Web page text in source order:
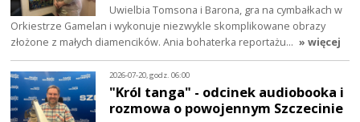
Uwielbia Tomsona i Barona, gra na cymbałkach w
Orkiestrze Gamelan i wykonuje niezwykle skomplikowane obrazy
złożone z małych diamencików. Ania bohaterka reportażu… » więcej
2026-07-20, godz. 06:00
"Król tanga" - odcinek audiobooka i
rozmowa o powojennym Szczecinie